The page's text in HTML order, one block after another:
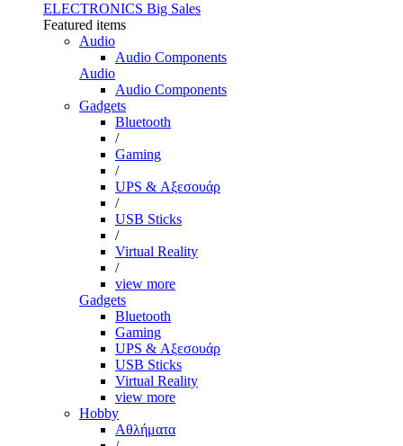
ELECTRONICS Big Sales
Featured items
Audio
Audio Components
Audio
Audio Components
Gadgets
Bluetooth
/
Gaming
/
UPS & Αξεσουάρ
/
USB Sticks
/
Virtual Reality
/
view more
Gadgets
Bluetooth
Gaming
UPS & Αξεσουάρ
USB Sticks
Virtual Reality
view more
Hobby
Αθλήματα